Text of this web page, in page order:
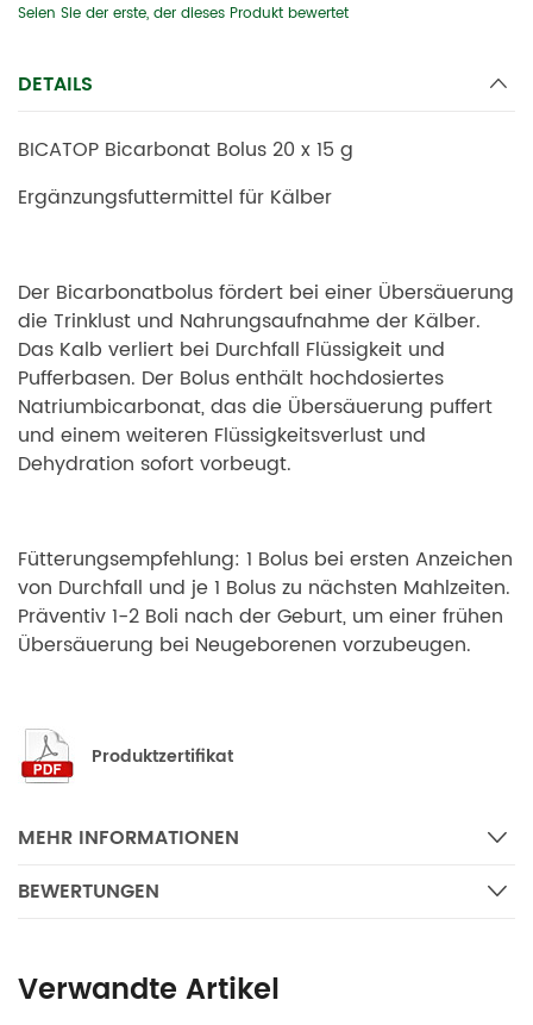
Seien Sie der erste, der dieses Produkt bewertet
DETAILS
BICATOP Bicarbonat Bolus 20 x 15 g
Ergänzungsfuttermittel für Kälber
Der Bicarbonatbolus fördert bei einer Übersäuerung
die Trinklust und Nahrungsaufnahme der Kälber.
Das Kalb verliert bei Durchfall Flüssigkeit und
Pufferbasen. Der Bolus enthält hochdosiertes
Natriumbicarbonat, das die Übersäuerung puffert
und einem weiteren Flüssigkeitsverlust und
Dehydration sofort vorbeugt.
Fütterungsempfehlung: 1 Bolus bei ersten Anzeichen
von Durchfall und je 1 Bolus zu nächsten Mahlzeiten.
Präventiv 1-2 Boli nach der Geburt, um einer frühen
Übersäuerung bei Neugeborenen vorzubeugen.
Produktzertifikat
MEHR INFORMATIONEN
BEWERTUNGEN
Verwandte Artikel